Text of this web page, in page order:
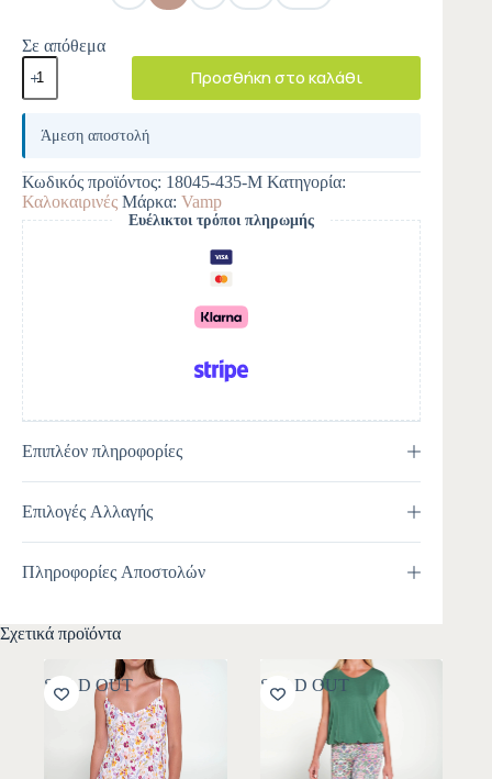
Σε απόθεμα
Προσθήκη στο καλάθι
A
e
r
n
a
t
i
v
e
:
Άμεση αποστολή
Κωδικός προϊόντος: 18045-435-M Κατηγορία:
Καλοκαιρινές Μάρκα: Vamp
Ευέλικτοι τρόποι πληρωμής
Επιπλέον πληροφορίες
Επιλογές Αλλαγής
Πληροφορίες Αποστολών
Σχετικά προϊόντα
SOLD OUT SOLD OUT